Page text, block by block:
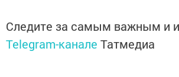
Следите за самым важным и
Telegram-канале Татмедиа